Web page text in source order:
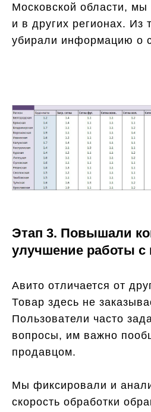
Московской области,
и в других регионах. Из
убирали информацию о
Этап 3. Повышали
улучшение работы с
Авито отличается от
Товар здесь не
Пользователи часто
вопросы, им важно
продавцом.
Мы фиксировали и
скорость обработки